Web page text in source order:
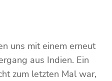
uns mit einem erneut
aus Indien. Ein
zum letzten Mal war,